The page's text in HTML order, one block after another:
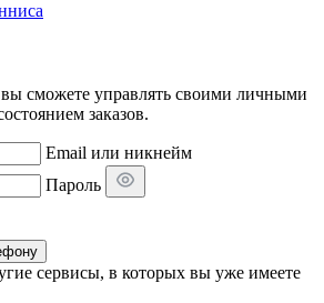
сможете управлять своими личными
заказов.
Email или никнейм
Пароль
сервисы, в которых вы уже имеете